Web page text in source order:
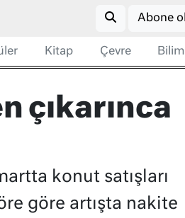
Abone ol
Kitap Çevre Bilim
çıkarınca
konut satışları
göre artışta nakite